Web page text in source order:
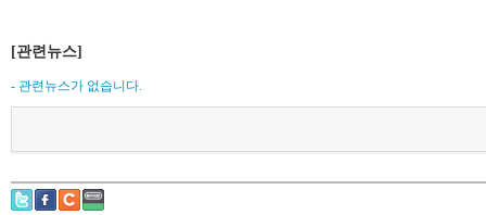
[관련뉴스]
- 관련뉴스가 없습니다.